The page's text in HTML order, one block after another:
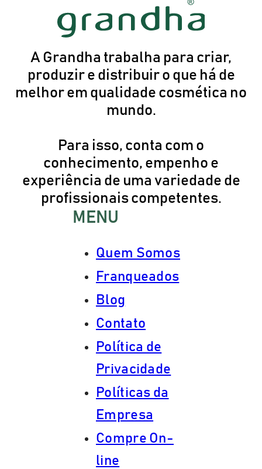
A Grandha trabalha para criar,
produzir e distribuir o que há de
melhor em qualidade cosmética no
mundo.
Para isso, conta com o
conhecimento, empenho e
experiência de uma variedade de
profissionais competentes.
MENU
Quem Somos
Franqueados
Blog
Contato
Política de
Privacidade
Políticas da
Empresa
Compre On-
line